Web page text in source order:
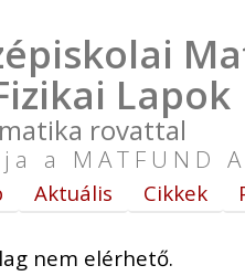
Lapok
rovattal
a MATFUND
Aktuális Cikkek
nem elérhető.